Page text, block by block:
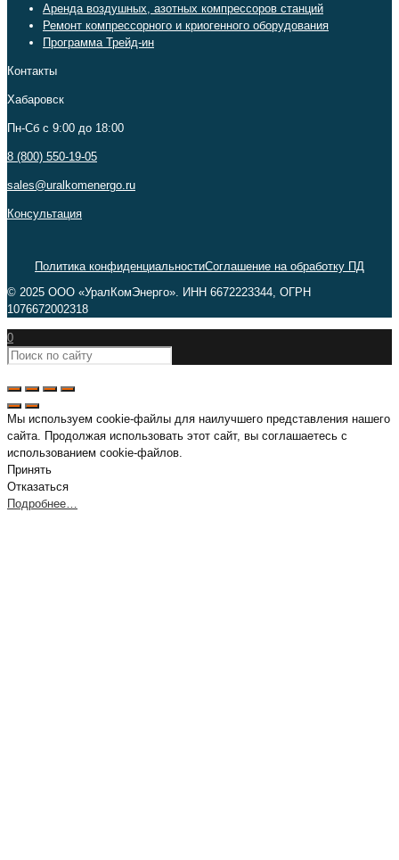
Аренда воздушных, азотных компрессоров станций
Ремонт компрессорного и криогенного оборудования
Программа Трейд-ин
Контакты
Хабаровск
Пн-Сб c 9:00 до 18:00
8 (800) 550-19-05
sales@uralkomenergo.ru
Консультация
Политика конфиденциальностиСоглашение на обработку ПД
© 2025 ООО «УралКомЭнерго». ИНН 6672223344, ОГРН
1076672002318
0
Мы используем cookie-файлы для наилучшего представления нашего
сайта. Продолжая использовать этот сайт, вы соглашаетесь с
использованием cookie-файлов.
Принять
Отказаться
Подробнее…